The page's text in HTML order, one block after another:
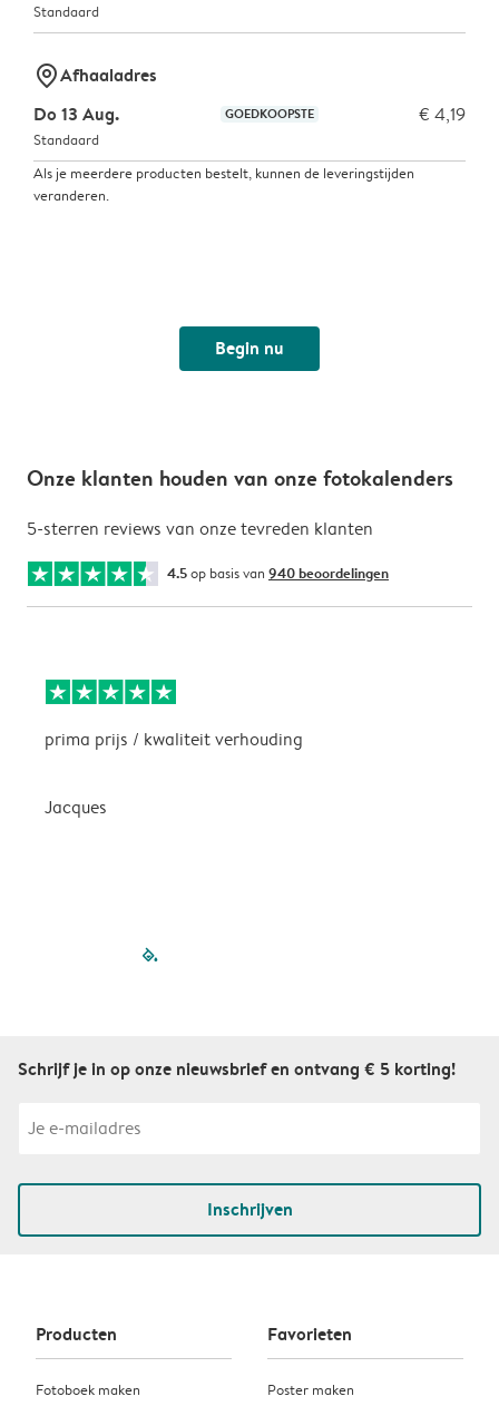
Standaard
marker-pinAfhaaladres
Do 13 Aug.
GOEDKOOPSTE € 4,19
Standaard
Als je meerdere producten bestelt, kunnen de leveringstijden
veranderen.
Begin nu
Onze klanten houden van onze fotokalenders
5-sterren reviews van onze tevreden klanten
4.5op basis van 940 beoordelingen
prima prijs / kwaliteit verhouding
Jacques
filled-pagination
Schrijf je in op onze nieuwsbrief en ontvang € 5 korting!
Inschrijven
Producten
Fotoboek maken
Favorieten
Poster maken